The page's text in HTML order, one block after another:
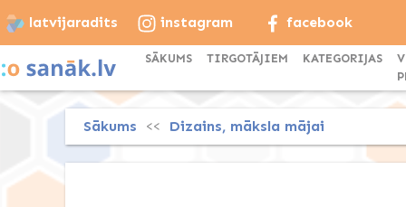
latvijaradits instagram facebook
SĀKUMS TIRGOTĀJIEM KATEGORIJAS
Sākums << Dizains, māksla mājai